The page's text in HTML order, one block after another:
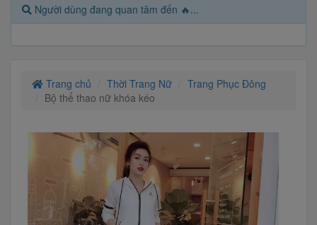
Người dùng đang quan tâm đến 🔥...
Trang chủ Thời Trang Nữ
Trang Phục Đông
Bộ thể thao nữ khóa kéo